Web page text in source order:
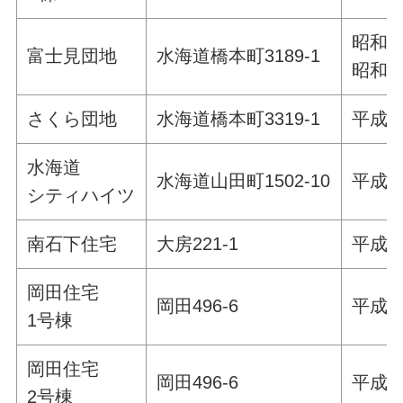
富士見団地 水海道橋本町3189-1
昭和
昭和
さくら団地 水海道橋本町3319-1 平成
水海道
シティハイツ
水海道山田町1502-10 平成
南石下住宅 大房221-1 平成8
岡田住宅
1号棟
岡田496-6 平成
岡田住宅
2号棟
岡田496-6 平成